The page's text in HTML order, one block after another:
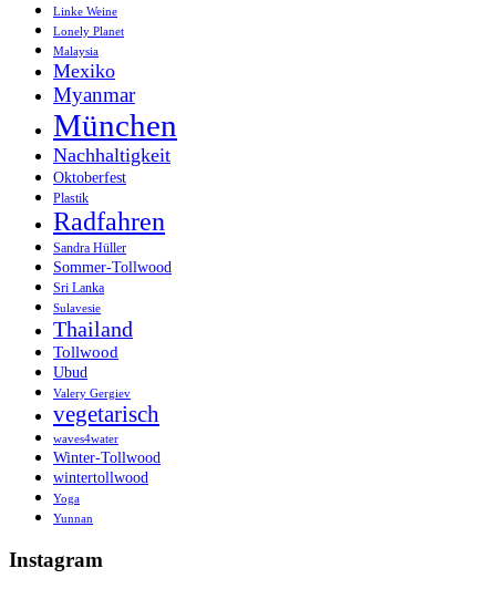
Linke Weine
Lonely Planet
Malaysia
Mexiko
Myanmar
München
Nachhaltigkeit
Oktoberfest
Plastik
Radfahren
Sandra Hüller
Sommer-Tollwood
Sri Lanka
Sulavesie
Thailand
Tollwood
Ubud
Valery Gergiev
vegetarisch
waves4water
Winter-Tollwood
wintertollwood
Yoga
Yunnan
Instagram